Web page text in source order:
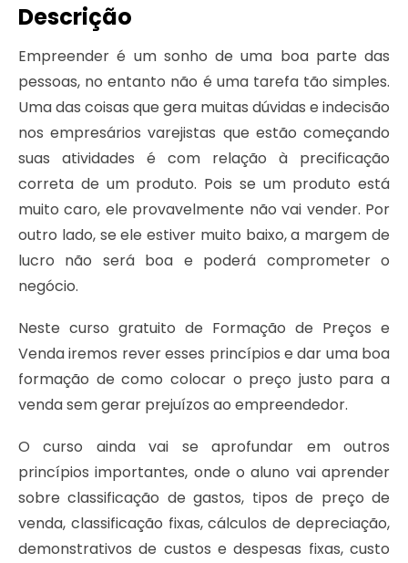
Descrição
Empreender é um sonho de uma boa parte das
pessoas, no entanto não é uma tarefa tão simples.
Uma das coisas que gera muitas dúvidas e indecisão
nos empresários varejistas que estão começando
suas atividades é com relação à precificação
correta de um produto. Pois se um produto está
muito caro, ele provavelmente não vai vender. Por
outro lado, se ele estiver muito baixo, a margem de
lucro não será boa e poderá comprometer o
negócio.
Neste curso gratuito de Formação de Preços e
Venda iremos rever esses princípios e dar uma boa
formação de como colocar o preço justo para a
venda sem gerar prejuízos ao empreendedor.
O curso ainda vai se aprofundar em outros
princípios importantes, onde o aluno vai aprender
sobre classificação de gastos, tipos de preço de
venda, classificação fixas, cálculos de depreciação,
demonstrativos de custos e despesas fixas, custo